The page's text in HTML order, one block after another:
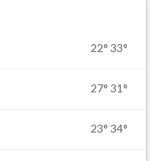
22° 33°
27° 31°
23° 34°